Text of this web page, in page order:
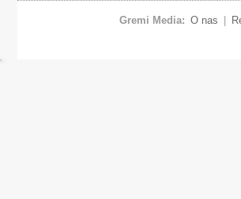
Gremi Media: O nas